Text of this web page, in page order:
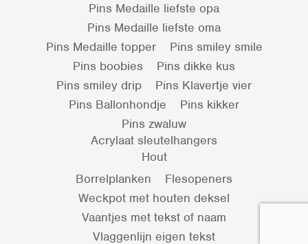
Pins Medaille liefste opa
Pins Medaille liefste oma
Pins Medaille topper
Pins smiley smile
Pins boobies
Pins dikke kus
Pins smiley drip
Pins Klavertje vier
Pins Ballonhondje
Pins kikker
Pins zwaluw
Acrylaat sleutelhangers
Hout
Borrelplanken
Flesopeners
Weckpot met houten deksel
Vaantjes met tekst of naam
Vlaggenlijn eigen tekst